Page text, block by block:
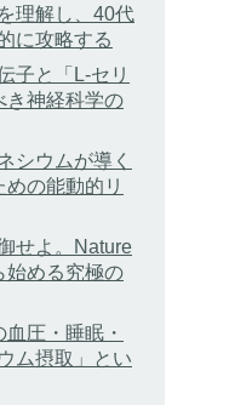
理解し、40代
に攻略する
子と「L-セリ
き神経科学の
シウムが導く
の能動的リ
せよ。Nature
始める究極の
圧・睡眠・
ム摂取」とい